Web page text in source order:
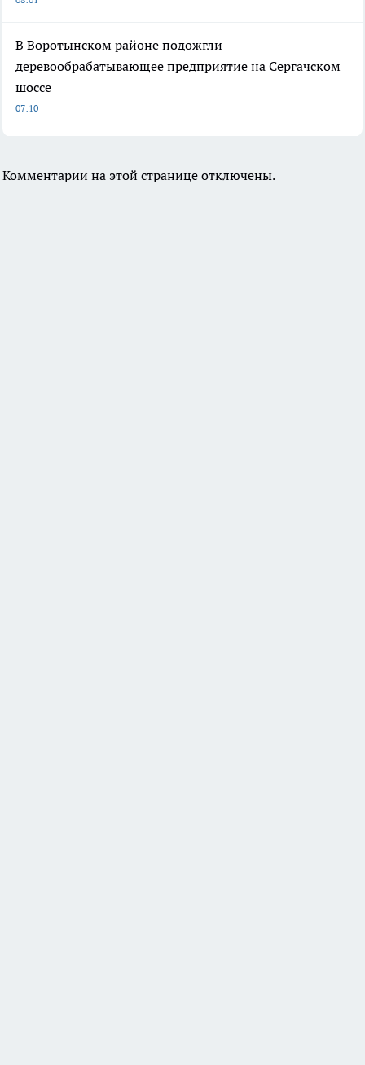
В Воротынском районе подожгли
деревообрабатывающее предприятие на Сергачском
шоссе
07:10
Комментарии на этой странице отключены.